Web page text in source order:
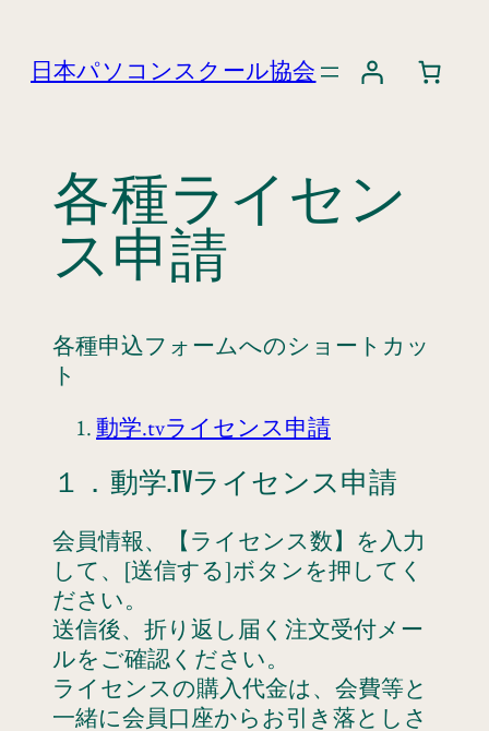
を日本パソコンスクール協会
各種ライセン
ス申請
各種申込フォームへのショートカッ
ト
動学.tvライセンス申請
１．動学.TVライセンス申請
会員情報、【ライセンス数】を入力
して、[送信する]ボタンを押してく
ださい。
送信後、折り返し届く注文受付メー
ルをご確認ください。
ライセンスの購入代金は、会費等と
一緒に会員口座からお引き落としさ